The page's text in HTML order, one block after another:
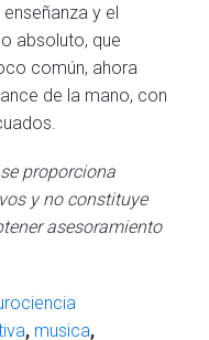
y el
absoluto, que
común, ahora
de la mano, con
proporciona
y no constituye
asesoramiento
, musica,